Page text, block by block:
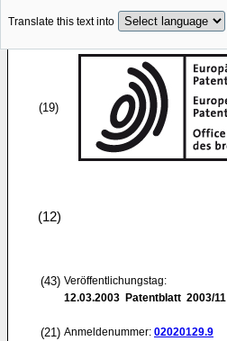
Translate this text into
(19)
(12)
(43) Veröffentlichungstag:
12.03.2003 Patentblatt 2003/11
(21) Anmeldenummer: 02020129.9